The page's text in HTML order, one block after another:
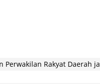
Perwakilan Rakyat Daerah